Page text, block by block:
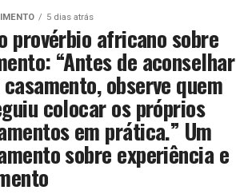
5 dias atrás
provérbio africano sobre
“Antes de aconselhar
observe quem
colocar os próprios
em prática.” Um
sobre experiência e